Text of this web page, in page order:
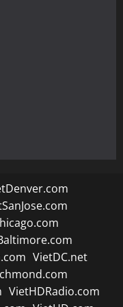
VietDC.net
VietHDRadio.com